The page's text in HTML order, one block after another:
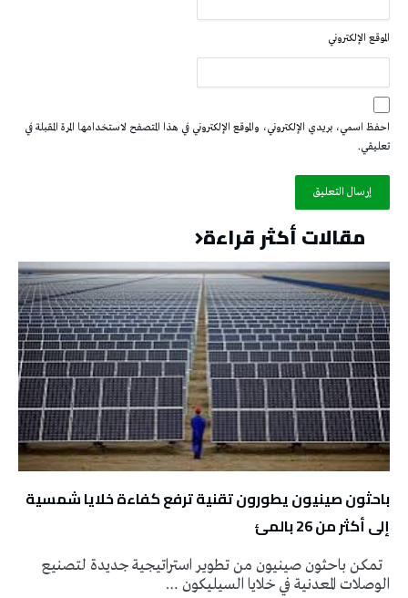
الموقع الإلكتروني
احفظ اسمي، بريدي الإلكتروني، والموقع الإلكتروني في هذا المتصفح لاستخدامها المرة المقبلة في
تعليقي.
مقالات أكثر قراءة
باحثون صينيون يطورون تقنية ترفع كفاءة خلايا شمسية
إلى أكثر من 26 بالمئ
تمكن باحثون صينيون من تطوير استراتيجية جديدة لتصنيع
الوصلات المعدنية في خلايا السيليكون …